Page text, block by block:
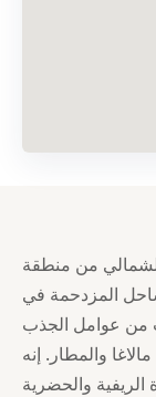
من منطقة
المزدحمة في
من عوامل الجذب
والمطار. إنه